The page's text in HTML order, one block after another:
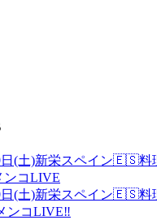
日(土)新栄スペイン🇪🇸料
ンコLIVE
日(土)新栄スペイン🇪🇸料
ンコLIVE‼️